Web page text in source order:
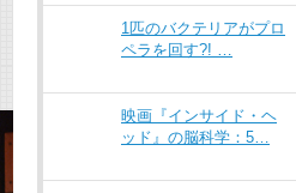
1匹のバクテリアがプロ
ペラを回す?! …
映画『インサイド・ヘ
ッド』の脳科学：5…